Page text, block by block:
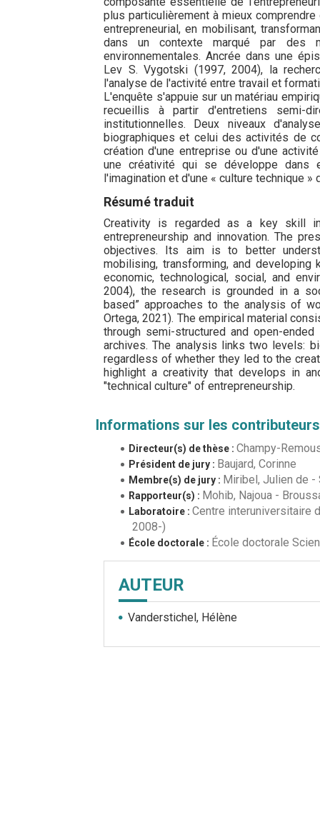
plus particulièrement à mieux
entrepreneurial, en mobilisant,
dans un contexte marqué par des
environnementales. Ancrée dans une
Lev S. Vygotski (1997, 2004), la
l'analyse de l'activité entre travail et
L'enquête s'appuie sur un matériau
recueillis à partir d'entretiens semi-
institutionnelles. Deux niveaux
biographiques et celui des activités de
création d'une entreprise ou d'une
une créativité qui se développe dans
l'imagination et d'une « culture technique »
Résumé traduit
Creativity is regarded as a key skill
entrepreneurship and innovation. The
objectives. Its aim is to better
mobilising, transforming, and
economic, technological, social, and
2004), the research is grounded in a
based” approaches to the analysis of
Ortega, 2021). The empirical material
through semi-structured and open-
archives. The analysis links two levels:
regardless of whether they led to the
highlight a creativity that develops in
"technical culture" of entrepreneurship.
Informations sur les contributeurs
Directeur(s) de thèse : Champy-
Président de jury : Baujard, Corinne
Membre(s) de jury : Miribel, Julien de -
Rapporteur(s) : Mohib, Najoua -
Laboratoire : Centre interuniversitaire
2008-)
École doctorale : École doctorale
AUTEUR
Vanderstichel, Hélène